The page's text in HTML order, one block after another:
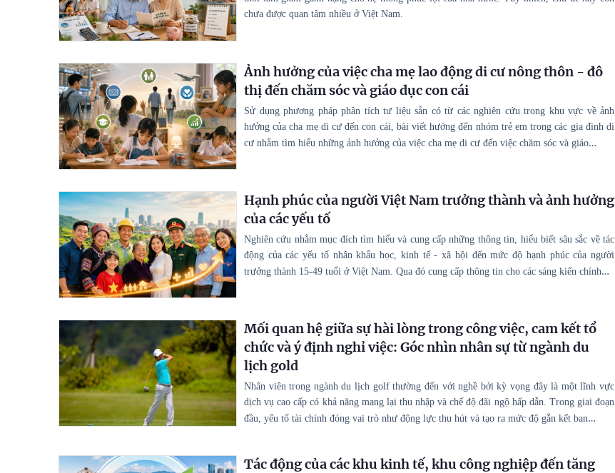
chưa được quan tâm nhiều ở Việt Nam.
Ảnh hưởng của việc cha mẹ lao động di cư nông thôn - đô
thị đến chăm sóc và giáo dục con cái
Sử dụng phương pháp phân tích tư liệu sẵn có từ các nghiên cứu trong khu vực về ảnh
hưởng của cha mẹ di cư đến con cái, bài viết hướng đến nhóm trẻ em trong các gia đình di
cư nhằm tìm hiểu những ảnh hưởng của việc cha mẹ di cư đến việc chăm sóc và giáo…
Hạnh phúc của người Việt Nam trưởng thành và ảnh hưởng
của các yếu tố
Nghiên cứu nhằm mục đích tìm hiểu và cung cấp những thông tin, hiểu biết sâu sắc về tác
động của các yếu tố nhân khẩu học, kinh tế - xã hội đến mức độ hạnh phúc của người
trưởng thành 15-49 tuổi ở Việt Nam. Qua đó cung cấp thông tin cho các sáng kiến chính…
Mối quan hệ giữa sự hài lòng trong công việc, cam kết tổ
chức và ý định nghỉ việc: Góc nhìn nhân sự từ ngành du
lịch gold
Nhân viên trong ngành du lịch golf thường đến với nghề bởi kỳ vọng đây là một lĩnh vực
dịch vụ cao cấp có khả năng mang lại thu nhập và chế độ đãi ngộ hấp dẫn. Trong giai đoạn
đầu, yếu tố tài chính đóng vai trò như động lực thu hút và tạo ra mức độ gắn kết ban…
Tác động của các khu kinh tế, khu công nghiệp đến tăng